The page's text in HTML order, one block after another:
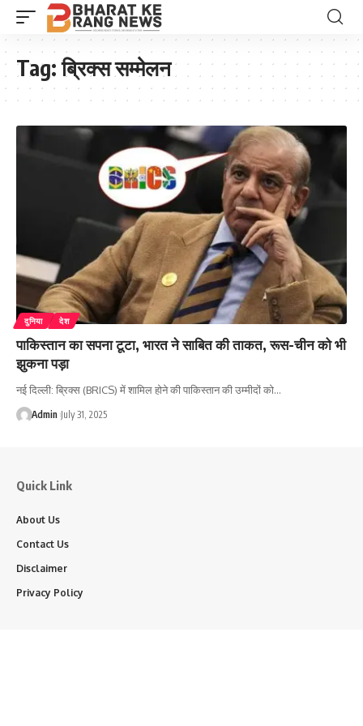
Tag:ब्रिक्स सम्मेलन
दुनिया देश
पाकिस्तान का सपना टूटा, भारत ने साबित की ताकत, रूस-चीन को भी
झुकना पड़ा
नई दिल्ली: ब्रिक्स (BRICS) में शामिल होने की पाकिस्तान की उम्मीदों को…
Admin July 31, 2025
Quick Link
About Us
Contact Us
Disclaimer
Privacy Policy